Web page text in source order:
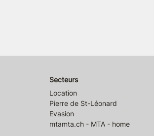
Secteurs
Location
Pierre de St-Léonard
Evasion
mtamta.ch - MTA - home